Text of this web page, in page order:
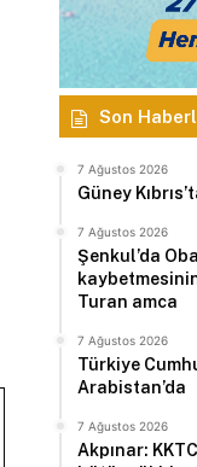
Son
7 Ağustos 2026
Güney
7 Ağustos 2026
Şenkul’da
Turan amca
7 Ağustos 2026
Türkiye
Arabistan’da
7 Ağustos 2026
Akpınar: